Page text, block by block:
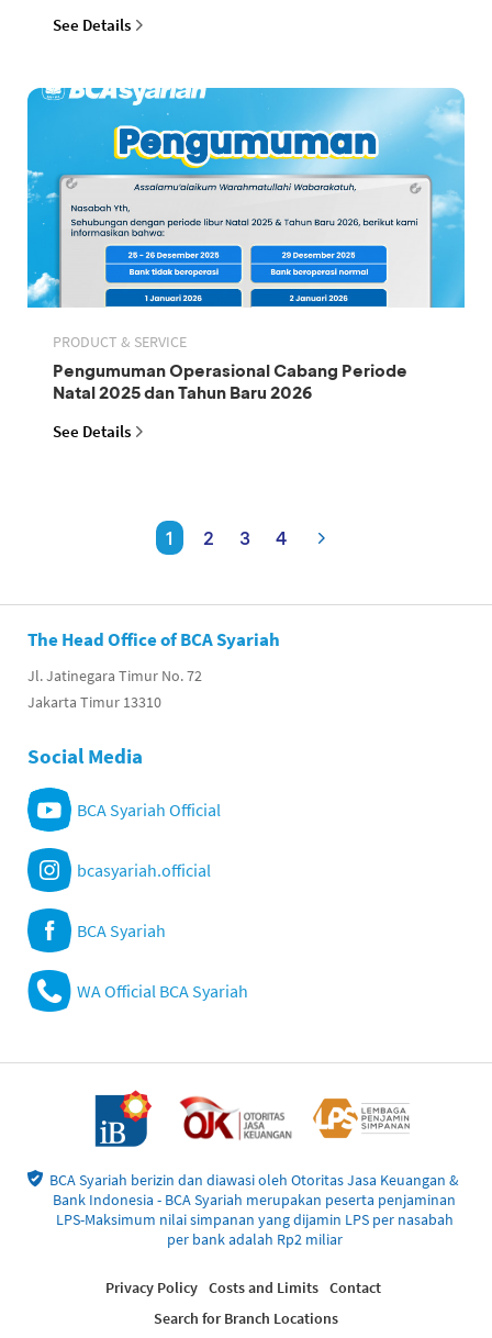
See Details
PRODUCT & SERVICE
Pengumuman Operasional Cabang Periode
Natal 2025 dan Tahun Baru 2026
See Details
1 2 3 4
The Head Office of BCA Syariah
Jl. Jatinegara Timur No. 72
Jakarta Timur 13310
Social Media
BCA Syariah Official
bcasyariah.official
BCA Syariah
WA Official BCA Syariah
BCA Syariah berizin dan diawasi oleh Otoritas Jasa Keuangan &
Bank Indonesia - BCA Syariah merupakan peserta penjaminan
LPS-Maksimum nilai simpanan yang dijamin LPS per nasabah
per bank adalah Rp2 miliar
Privacy Policy Costs and Limits Contact
Search for Branch Locations